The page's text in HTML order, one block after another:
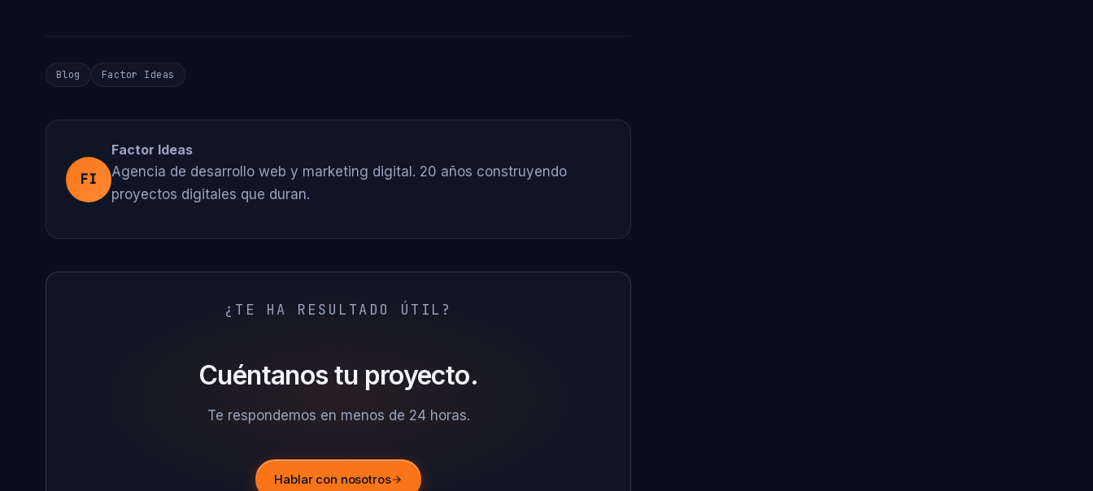
Blog Factor Ideas
FI
Factor Ideas
Agencia de desarrollo web y marketing digital. 20 años construyendo
proyectos digitales que duran.
¿TE HA RESULTADO ÚTIL?
Cuéntanos tu proyecto.
Te respondemos en menos de 24 horas.
Hablar con nosotros